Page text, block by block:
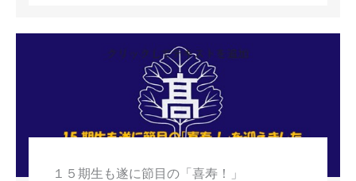
１５期生も遂に節目の「喜寿！」